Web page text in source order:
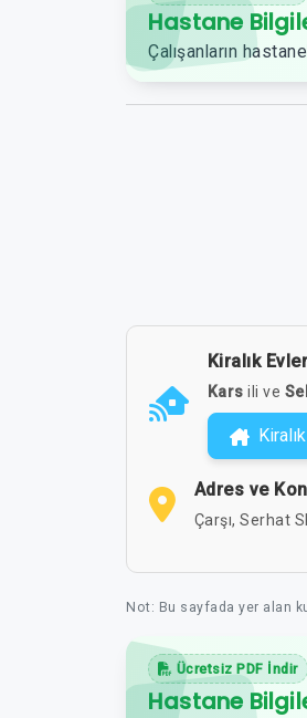
Hastane
Çalışanların
Kiralık
Kars ili ve
Adres ve
Çarşı, Serhat
Not: Bu sayfada yer alan
Ücretsiz PDF İndir
Hastane